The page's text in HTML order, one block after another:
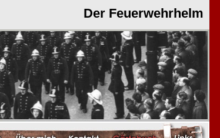
Der Feuerwehrhelm